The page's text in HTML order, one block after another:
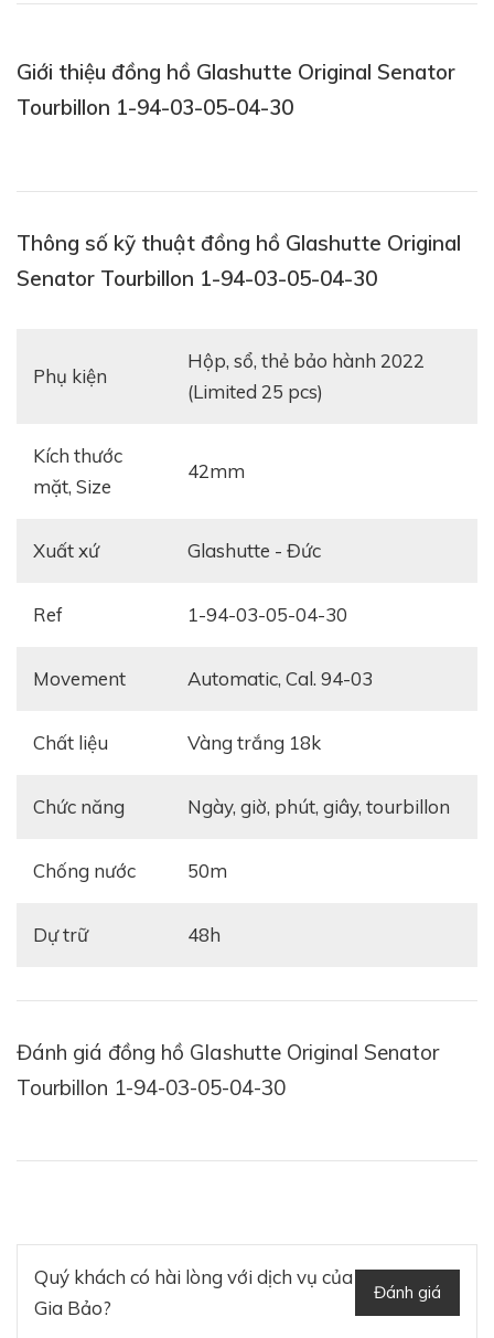
Giới thiệu đồng hồ Glashutte Original Senator
Tourbillon 1-94-03-05-04-30
Thông số kỹ thuật đồng hồ Glashutte Original
Senator Tourbillon 1-94-03-05-04-30
Phụ kiện
Hộp, sổ, thẻ bảo hành 2022
(Limited 25 pcs)
Kích thước
mặt, Size
42mm
Xuất xứ Glashutte - Đức
Ref 1-94-03-05-04-30
Movement Automatic, Cal. 94-03
Chất liệu Vàng trắng 18k
Chức năng Ngày, giờ, phút, giây, tourbillon
Chống nước 50m
Dự trữ 48h
Đánh giá đồng hồ Glashutte Original Senator
Tourbillon 1-94-03-05-04-30
Quý khách có hài lòng với dịch vụ của
Gia Bảo?
Đánh giá